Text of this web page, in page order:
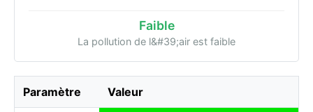
Faible
La pollution de l&#39;air est faible
Paramètre Valeur